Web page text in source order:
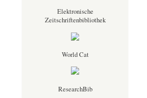
Elektronische
Zeitschriftenbibliothek
World Cat
ResearchBib